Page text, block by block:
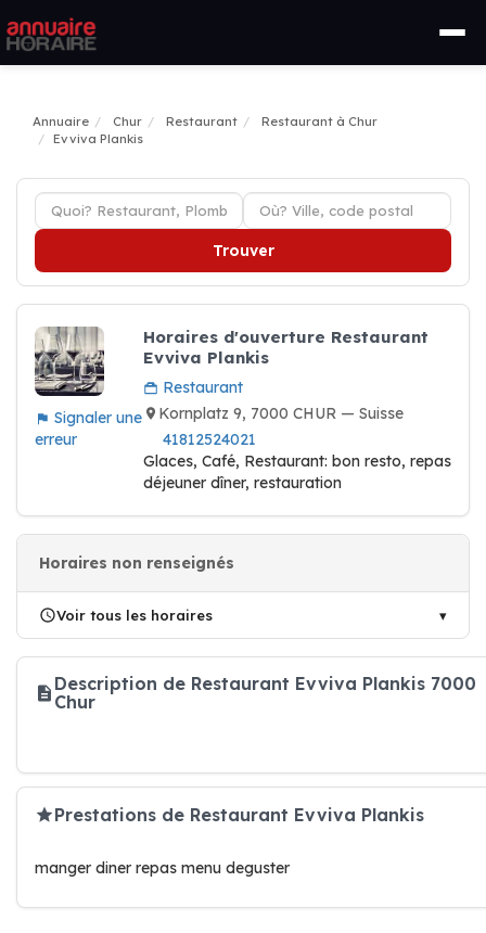
Annuaire Chur Restaurant
Restaurant à Chur
Evviva Plankis
Trouver
Signaler une
erreur
Horaires d'ouverture Restaurant
Evviva Plankis
Restaurant
Kornplatz 9, 7000 CHUR — Suisse
41812524021
Glaces, Café, Restaurant: bon resto, repas
déjeuner dîner, restauration
Horaires non renseignés
Voir tous les horaires
Description de Restaurant Evviva Plankis 7000
Chur
Prestations de Restaurant Evviva Plankis
manger diner repas menu deguster